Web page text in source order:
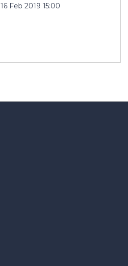
16 Feb 2019 15:00